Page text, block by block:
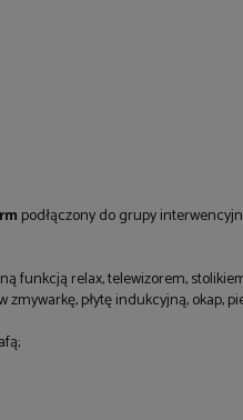
podłączony do grupy
funkcją relax, telewizorem,
płytę indukcyjną, okap,